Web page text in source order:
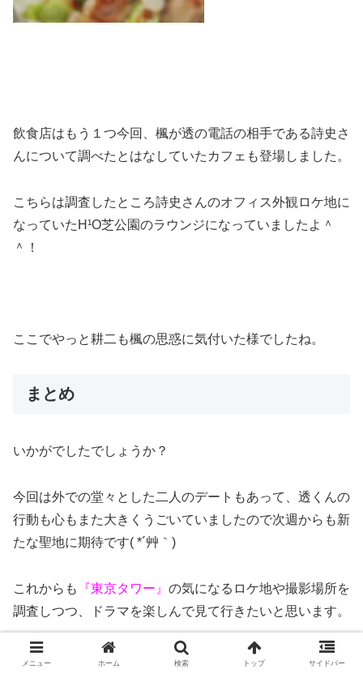
飲食店はもう１つ今回、楓が透の電話の相手である詩史さ
んについて調べたとはなしていたカフェも登場しました。
こちらは調査したところ詩史さんのオフィス外観ロケ地に
なっていたH¹O芝公園のラウンジになっていましたよ＾
＾！
ここでやっと耕二も楓の思惑に気付いた様でしたね。
まとめ
いかがでしたでしょうか？
今回は外での堂々とした二人のデートもあって、透くんの
行動も心もまた大きくうごいていましたので次週からも新
たな聖地に期待です( *´艸｀)
これからも 『東京タワー』 の気になるロケ地や撮影場所を
調査しつつ、ドラマを楽しんで見て行きたいと思います。
Sponsored Link
メニュー ホーム 検索 トップ サイドバー